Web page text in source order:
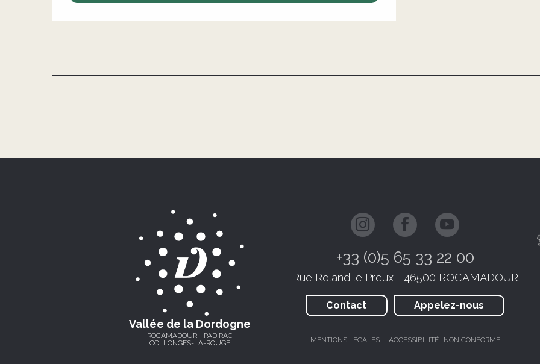
Vallée de la Dordogne
ROCAMADOUR - PADIRAC
COLLONGES-LA-ROUGE
+33 (0)5 65 33 22 00
Rue Roland le Preux - 46500 ROCAMADOUR
Contact Appelez-nous
MENTIONS LÉGALES ACCESSIBILITÉ : NON CONFORME